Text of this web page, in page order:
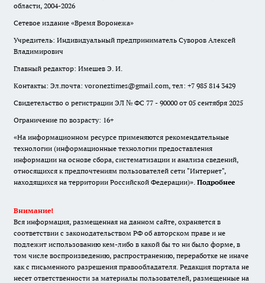
области, 2004-2026
Сетевое издание «Время Воронежа»
Учредитель: Индивидуальный предприниматель Суворов Алексей
Владимирович
Главный редактор: Имешев Э. И.
Контакты: Эл.почта: voroneztimes@gmail.com, тел: +7 985 814 3429
Свидетельство о регистрации ЭЛ № ФС 77 - 90000 от 05 сентября 2025
Ограничение по возрасту: 16+
«На информационном ресурсе применяются рекомендательные
технологии (информационные технологии предоставления
информации на основе сбора, систематизации и анализа сведений,
относящихся к предпочтениям пользователей сети "Интернет",
находящихся на территории Российской Федерации)». Подробнее
Внимание!
Вся информация, размещенная на данном сайте, охраняется в
соответствии с законодательством РФ об авторском праве и не
подлежит использованию кем-либо в какой бы то ни было форме, в
том числе воспроизведению, распространению, переработке не иначе
как с письменного разрешения правообладателя. Редакция портала не
несет ответственности за материалы пользователей, размещенные на